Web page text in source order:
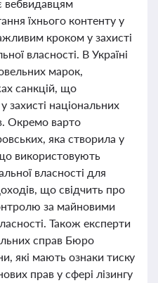
вебвидавцям
їхнього контенту у
кроком у захисті
власності. В Україні
марок,
санкцій, що
національних
Окремо варто
яка створила у
використовують
власності для
що свідчить про
за майновими
Також експерти
справ Бюро
які мають ознаки тиску
прав у сфері лізингу